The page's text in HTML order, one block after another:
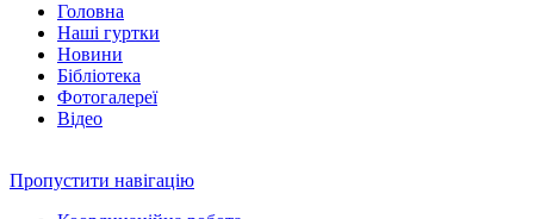
Головна
Наші гуртки
Новини
Бібліотека
Фотогалереї
Відео
Пропустити навігацію